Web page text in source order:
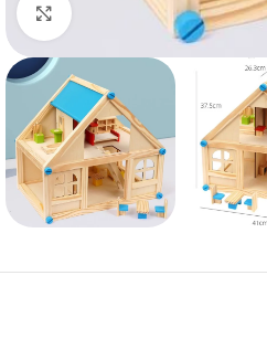
Haga clic para ampliar